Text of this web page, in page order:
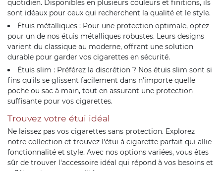
quotidien. Disponibles en plusieurs couleurs et finitions, ils
sont idéaux pour ceux qui recherchent la qualité et le style.
Étuis métalliques : Pour une protection optimale, optez
pour un de nos étuis métalliques robustes. Leurs designs
varient du classique au moderne, offrant une solution
durable pour garder vos cigarettes en sécurité.
Étuis slim : Préférez la discrétion ? Nos étuis slim sont si
fins qu'ils se glissent facilement dans n'importe quelle
poche ou sac à main, tout en assurant une protection
suffisante pour vos cigarettes.
Trouvez votre étui idéal
Ne laissez pas vos cigarettes sans protection. Explorez
notre collection et trouvez l'étui à cigarette parfait qui allie
fonctionnalité et style. Avec nos options variées, vous êtes
sûr de trouver l'accessoire idéal qui répond à vos besoins et